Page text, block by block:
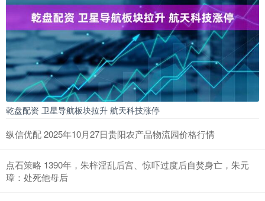
乾盘配资 卫星导航板块拉升 航天科技涨停
纵信优配 2025年10月27日贵阳农产品物流园价格行情
点石策略 1390年，朱梓淫乱后宫、惊吓过度后自焚身亡，朱元
璋：处死他母后